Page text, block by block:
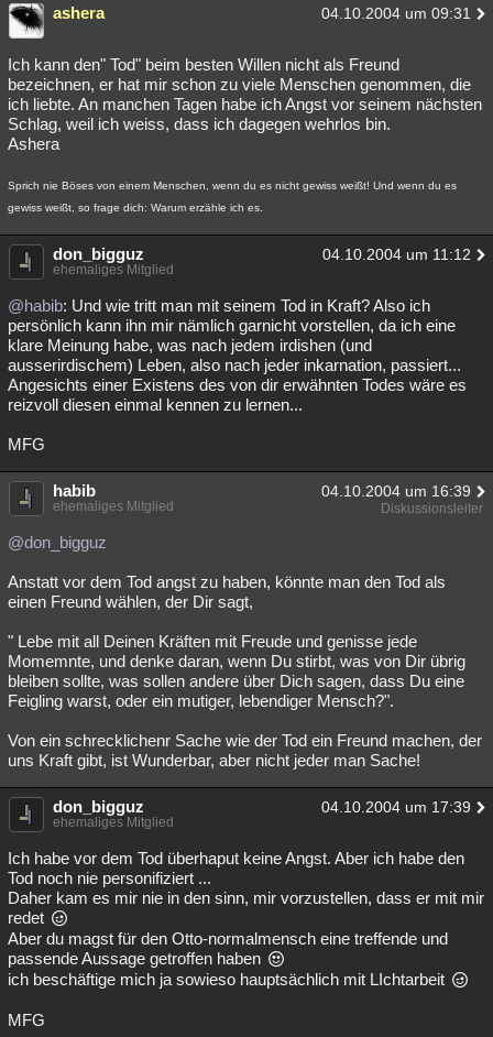
ashera 04.10.2004 um 09:31
Ich kann den" Tod" beim besten Willen nicht als Freund
bezeichnen, er hat mir schon zu viele Menschen genommen, die
ich liebte. An manchen Tagen habe ich Angst vor seinem nächsten
Schlag, weil ich weiss, dass ich dagegen wehrlos bin.
Ashera
Sprich nie Böses von einem Menschen, wenn du es nicht gewiss weißt! Und wenn du es
gewiss weißt, so frage dich: Warum erzähle ich es.
don_bigguz 04.10.2004 um 11:12
ehemaliges Mitglied
@habib: Und wie tritt man mit seinem Tod in Kraft? Also ich
persönlich kann ihn mir nämlich garnicht vorstellen, da ich eine
klare Meinung habe, was nach jedem irdishen (und
ausserirdischem) Leben, also nach jeder inkarnation, passiert...
Angesichts einer Existens des von dir erwähnten Todes wäre es
reizvoll diesen einmal kennen zu lernen...
MFG
habib 04.10.2004 um 16:39
ehemaliges Mitglied Diskussionsleiter
@don_bigguz
Anstatt vor dem Tod angst zu haben, könnte man den Tod als
einen Freund wählen, der Dir sagt,
" Lebe mit all Deinen Kräften mit Freude und genisse jede
Momemnte, und denke daran, wenn Du stirbt, was von Dir übrig
bleiben sollte, was sollen andere über Dich sagen, dass Du eine
Feigling warst, oder ein mutiger, lebendiger Mensch?".
Von ein schrecklichenr Sache wie der Tod ein Freund machen, der
uns Kraft gibt, ist Wunderbar, aber nicht jeder man Sache!
don_bigguz 04.10.2004 um 17:39
ehemaliges Mitglied
Ich habe vor dem Tod überhaput keine Angst. Aber ich habe den
Tod noch nie personifiziert ...
Daher kam es mir nie in den sinn, mir vorzustellen, dass er mit mir
redet
Aber du magst für den Otto-normalmensch eine treffende und
passende Aussage getroffen haben
ich beschäftige mich ja sowieso hauptsächlich mit LIchtarbeit
MFG